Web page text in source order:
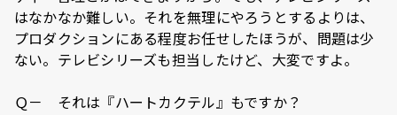
はなかなか難しい。それを無理にやろうとするよりは、
プロダクションにある程度お任せしたほうが、問題は少
ない。テレビシリーズも担当したけど、大変ですよ。
Ｑ－ それは『ハートカクテル』もですか？